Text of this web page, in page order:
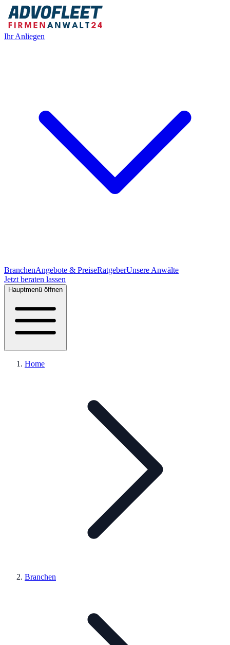
Ihr Anliegen
BranchenAngebote & PreiseRatgeberUnsere Anwälte
Jetzt beraten lassen
Hauptmenü öffnen
Home
Branchen